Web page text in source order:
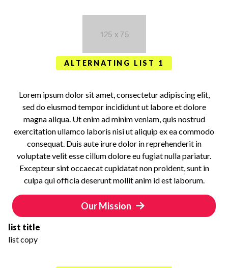
ALTERNATING LIST 1
Lorem ipsum dolor sit amet, consectetur adipiscing elit,
sed do eiusmod tempor incididunt ut labore et dolore
magna aliqua. Ut enim ad minim veniam, quis nostrud
exercitation ullamco laboris nisi ut aliquip ex ea commodo
consequat. Duis aute irure dolor in reprehenderit in
voluptate velit esse cillum dolore eu fugiat nulla pariatur.
Excepteur sint occaecat cupidatat non proident, sunt in
culpa qui officia deserunt mollit anim id est laborum.
Our Mission
list title
list copy